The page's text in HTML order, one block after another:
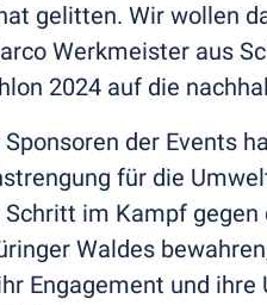
gelitten. Wir wollen
Werkmeister aus
2024 auf die
der Events
für die
im Kampf
Waldes
Engagement und